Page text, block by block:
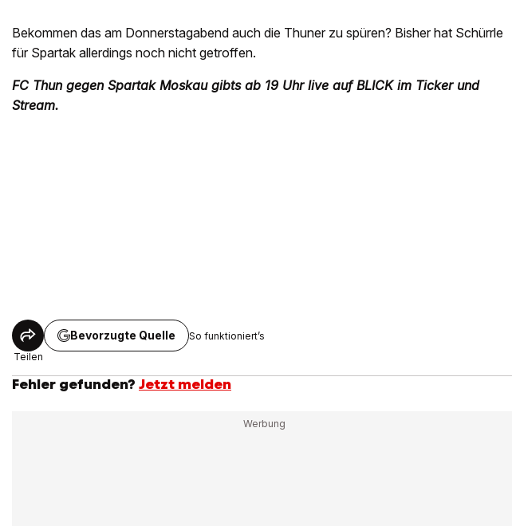
Bekommen das am Donnerstagabend auch die Thuner zu spüren? Bisher hat Schürrle
für Spartak allerdings noch nicht getroffen.
FC Thun gegen Spartak Moskau gibts ab 19 Uhr live auf BLICK im Ticker und
Stream.
Teilen
Bevorzugte Quelle So funktioniert’s
Fehler gefunden? Jetzt melden